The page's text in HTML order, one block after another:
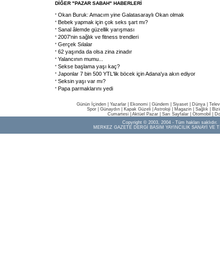
DİĞER "PAZAR SABAH" HABERLERİ
Okan Buruk: Amacım yine Galatasaraylı Okan olmak
Bebek yapmak için çok seks şart mı?
Sanal âlemde güzellik yarışması
2007'nin sağlık ve fitness trendleri
Gerçek Sılalar
62 yaşında da olsa zina zinadır
Yalancının mumu...
Sekse başlama yaşı kaç?
Japonlar 7 bin 500 YTL'lik böcek için Adana'ya akın ediyor
Seksin yaşı var mı?
Papa parmaklarını yedi
Günün İçinden Yazarlar Ekonomi Gündem Siyaset Dünya |
Spor
Günaydın Kapak Güzeli Astroloji Magazin Sağlık
Cumartesi| Aktüel Pazar| Sarı Sayfalar| Otomobil
Copyright © 2003, 2004 - Tüm hakları saklıdır.
MERKEZ GAZETE DERGİ BASIM YAYINCILIK SANAYİ VE